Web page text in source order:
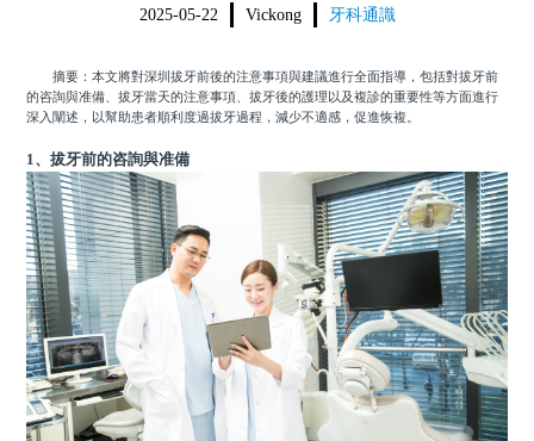
美學收費
箍牙收費
2025-05-22 Vickong 牙科通識
摘要：本文將對深圳拔牙前後的注意事項與建議進行全面指導，包括對拔牙前
的咨詢與准備、拔牙當天的注意事項、拔牙後的護理以及複診的重要性等方面進行
深入闡述，以幫助患者順利度過拔牙過程，減少不適感，促進恢複。
1、拔牙前的咨詢與准備